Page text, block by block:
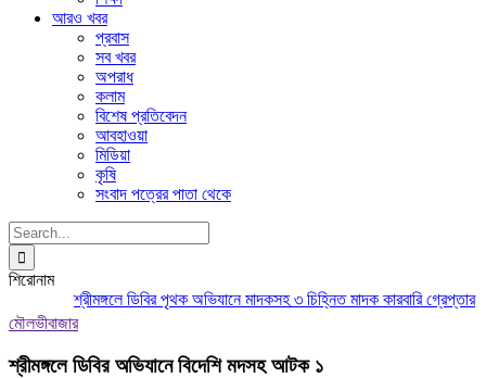
আরও খবর
প্রবাস
সব খবর
অপরাধ
কলাম
বিশেষ প্রতিবেদন
আবহাওয়া
মিডিয়া
কৃষি
সংবাদ পত্রের পাতা থেকে
Search
for:
শিরোনাম
শ্রীমঙ্গলে ডিবির পৃথক অভিযানে মাদকসহ ৩ চিহ্নিত মাদক কারবারি গ্রেপ্তার
মৌলভীবাজার
শ্রীমঙ্গলে ডিবির অভিযানে বিদেশি মদসহ আটক ১